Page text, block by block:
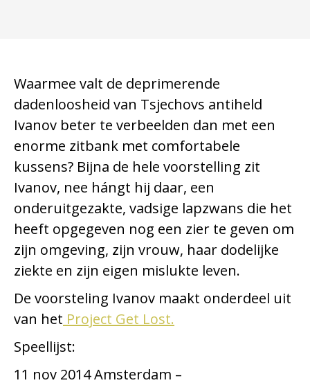
Waarmee valt de deprimerende
dadenloosheid van Tsjechovs antiheld
Ivanov beter te verbeelden dan met een
enorme zitbank met comfortabele
kussens? Bijna de hele voorstelling zit
Ivanov, nee hángt hij daar, een
onderuitgezakte, vadsige lapzwans die het
heeft opgegeven nog een zier te geven om
zijn omgeving, zijn vrouw, haar dodelijke
ziekte en zijn eigen mislukte leven.
De voorsteling Ivanov maakt onderdeel uit
van het Project Get Lost.
Speellijst:
11 nov 2014 Amsterdam –